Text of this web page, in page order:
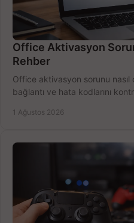
Office Aktivasyon
Rehber
Office aktivasyon sorunu nasıl
bağlantı ve hata kodlarını
1 Ağustos 2026